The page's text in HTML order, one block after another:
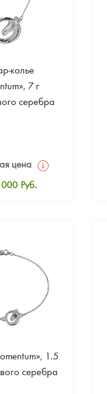
колье
7 г
серебра
цена
Руб.
Звоните
1.5
серебра